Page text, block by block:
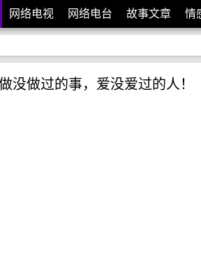
网络电视 网络电台 故事文章 情
没做过的事，爱没爱过的人！